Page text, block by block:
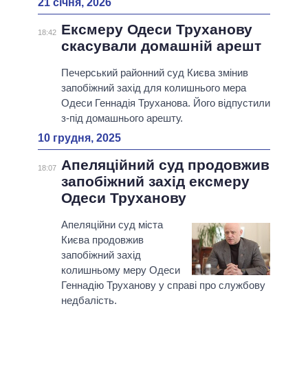
21 січня, 2026
18:42
Ексмеру Одеси Труханову
скасували домашній арешт
Печерський районний суд Києва змінив
запобіжний захід для колишнього мера
Одеси Геннадія Труханова. Його відпустили
з-під домашнього арешту.
10 грудня, 2025
18:07
Апеляційний суд продовжив
запобіжний захід ексмеру
Одеси Труханову
Апеляційни суд міста
Києва продовжив
запобіжний захід
колишньому меру Одеси
Геннадію Труханову у справі про службову
недбалість.